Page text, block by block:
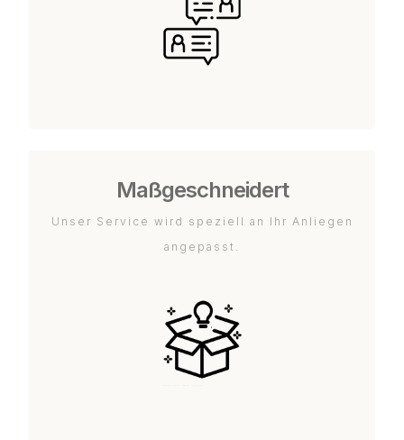
Maßgeschneidert
Unser Service wird speziell an Ihr Anliegen
angepasst.